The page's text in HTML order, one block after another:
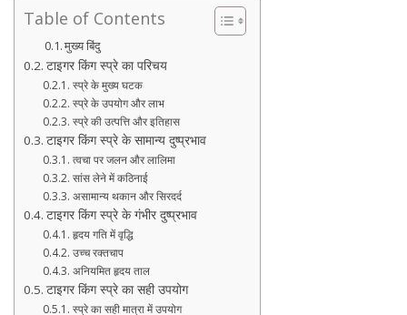
Table of Contents
मुख्य बिंदु
टाइगर किंग स्प्रे का परिचय
स्प्रे के मुख्य घटक
स्प्रे के उपयोग और लाभ
स्प्रे की उत्पत्ति और इतिहास
टाइगर किंग स्प्रे के सामान्य दुष्प्रभाव
त्वचा पर जलन और लालिमा
सांस लेने में कठिनाई
असामान्य थकान और सिरदर्द
टाइगर किंग स्प्रे के गंभीर दुष्प्रभाव
हृदय गति में वृद्धि
उच्च रक्तचाप
अनियमित हृदय ताल
टाइगर किंग स्प्रे का सही उपयोग
स्प्रे का सही मात्रा में उपयोग